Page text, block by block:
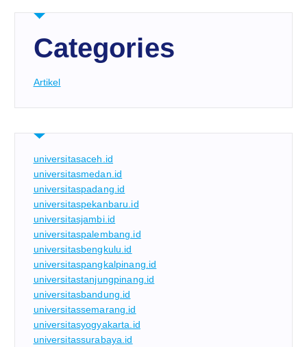
Categories
Artikel
universitasaceh.id
universitasmedan.id
universitaspadang.id
universitaspekanbaru.id
universitasjambi.id
universitaspalembang.id
universitasbengkulu.id
universitaspangkalpinang.id
universitastanjungpinang.id
universitasbandung.id
universitassemarang.id
universitasyogyakarta.id
universitassurabaya.id